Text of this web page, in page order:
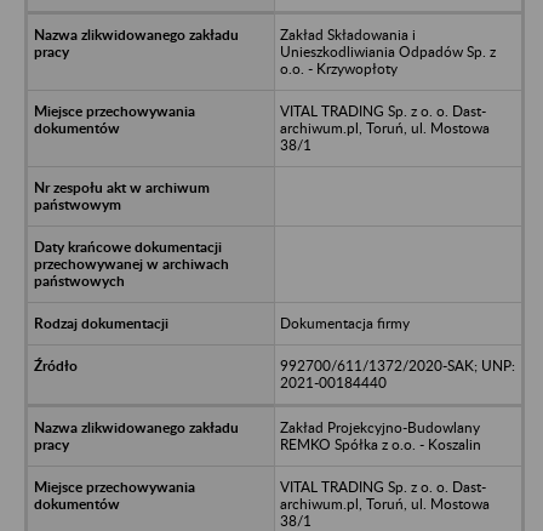
Zakład Składowania i
Unieszkodliwiania Odpadów Sp. z
o.o. - Krzywopłoty
VITAL TRADING Sp. z o. o. Dast-
archiwum.pl, Toruń, ul. Mostowa
38/1
Dokumentacja firmy
992700/611/1372/2020-SAK; UNP:
2021-00184440
Zakład Projekcyjno-Budowlany
REMKO Spółka z o.o. - Koszalin
VITAL TRADING Sp. z o. o. Dast-
archiwum.pl, Toruń, ul. Mostowa
38/1